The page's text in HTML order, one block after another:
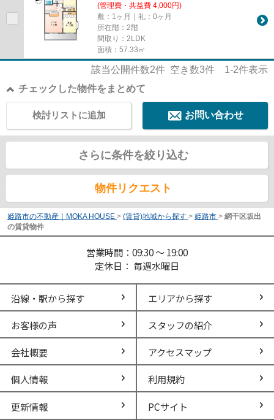
(管理費・共益費 4,000円)
敷：1ヶ月｜礼：0ヶ月
所在階：2階
間取り：2LDK
面積：57.33㎡
該当公開件数2件 空き数3件 1-2件表示
チェックした物件をまとめて
お問い合わせ
検討リストに追加
さらに条件を絞り込む
物件リクエスト
姫路市の不動産｜MOKA HOUSE > (賃貸)地域から探す > 姫路市 > 網干区坂出
の賃貸物件
営業時間：09:30 ～ 19:00
定休日： 毎週水曜日
沿線・駅から探す エリアから探す
お客様の声 スタッフの紹介
会社概要 アクセスマップ
個人情報 利用規約
更新情報 PCサイト